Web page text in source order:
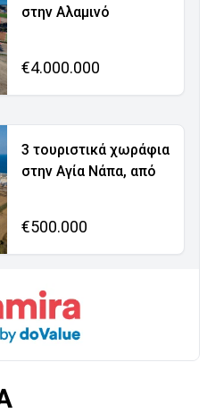
στην Αλαμινό
€4.000.000
3 τουριστικά χωράφια
στην Αγία Νάπα, από
€500.000